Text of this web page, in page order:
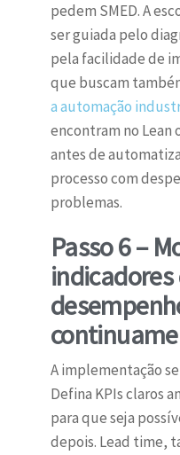
pedem SMED. A
ser guiada pelo
pela facilidade de
que buscam
a automação
encontram no Lean
antes de
processo com
problemas.
Passo 6 –
indicadores
A implementação
Defina KPIs claros
para que seja
depois. Lead time,